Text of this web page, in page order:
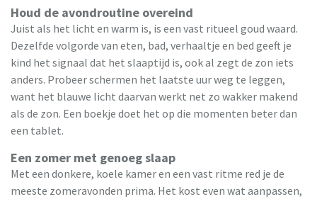
Houd de avondroutine overeind
Juist als het licht en warm is, is een vast ritueel goud waard.
Dezelfde volgorde van eten, bad, verhaaltje en bed geeft je
kind het signaal dat het slaaptijd is, ook al zegt de zon iets
anders. Probeer schermen het laatste uur weg te leggen,
want het blauwe licht daarvan werkt net zo wakker makend
als de zon. Een boekje doet het op die momenten beter dan
een tablet.
Een zomer met genoeg slaap
Met een donkere, koele kamer en een vast ritme red je de
meeste zomeravonden prima. Het kost even wat aanpassen,